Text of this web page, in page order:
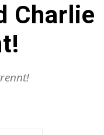
Charlie